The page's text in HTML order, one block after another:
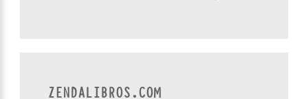
ZENDALIBROS.COM